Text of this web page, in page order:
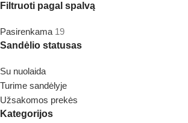
Filtruoti pagal spalvą
Pasirenkama 19
Sandėlio statusas
Su nuolaida
Turime sandėlyje
Užsakomos prekės
Kategorijos